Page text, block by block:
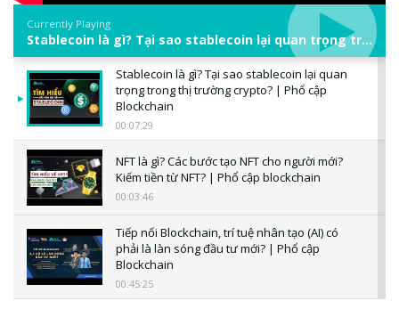
Currently Playing
Stablecoin là gì? Tại sao stablecoin lại quan trọng trong thị trường crypto? | Phổ cập Blockchain
Stablecoin là gì? Tại sao stablecoin lại quan
trọng trong thị trường crypto? | Phổ cập
Blockchain
00:07:29
NFT là gì? Các bước tạo NFT cho người mới?
Kiếm tiền từ NFT? | Phổ cập blockchain
00:03:46
Tiếp nối Blockchain, trí tuệ nhân tạo (AI) có
phải là làn sóng đầu tư mới? | Phổ cập
Blockchain
00:45:25